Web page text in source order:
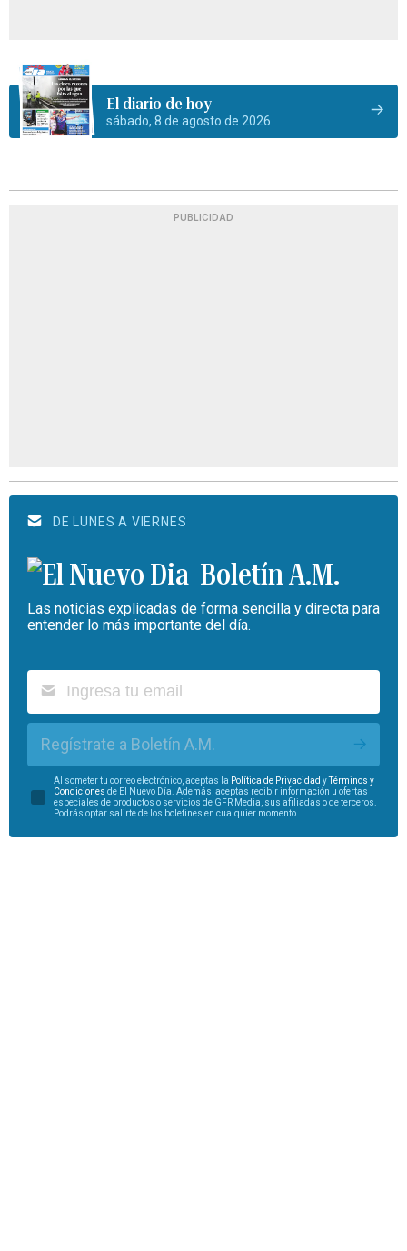
El diario de hoy
sábado, 8 de agosto de 2026
PUBLICIDAD
DE LUNES A VIERNES
Boletín A.M.
Las noticias explicadas de forma sencilla y directa para
entender lo más importante del día.
Regístrate a Boletín A.M.
Al someter tu correo electrónico, aceptas la Política de Privacidad yTérminos y
Condiciones de El Nuevo Día. Además, aceptas recibir información u ofertas
especiales de productos o servicios de GFR Media, sus afiliadas o de terceros.
Podrás optar salirte de los boletines en cualquier momento.